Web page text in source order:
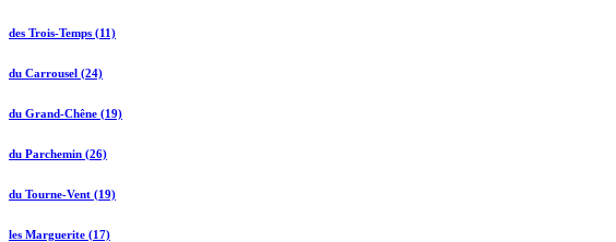
des Trois-Temps (11)
du Carrousel (24)
du Grand-Chêne (19)
du Parchemin (26)
du Tourne-Vent (19)
les Marguerite (17)